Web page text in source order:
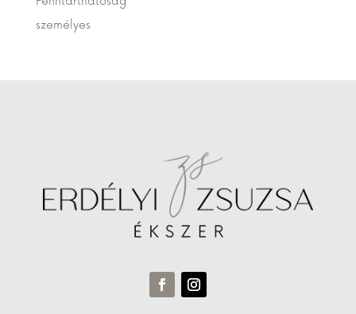
személyes